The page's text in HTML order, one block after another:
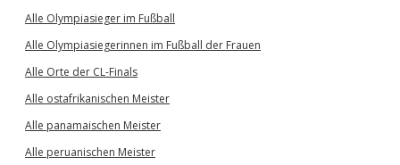
Alle Olympiasieger im Fußball
Alle Olympiasiegerinnen im Fußball der Frauen
Alle Orte der CL-Finals
Alle ostafrikanischen Meister
Alle panamaischen Meister
Alle peruanischen Meister